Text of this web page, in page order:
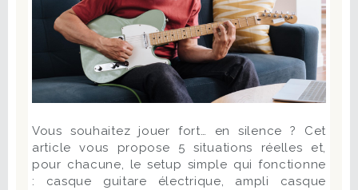
Vous souhaitez jouer fort… en silence ? Cet
article vous propose 5 situations réelles et,
pour chacune, le setup simple qui fonctionne
: casque guitare électrique, ampli casque